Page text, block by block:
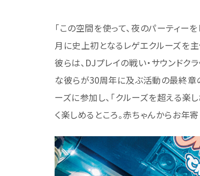
「この空間を使って、夜のパーティー
月に史上初となるレゲエクルーズを
彼らは、DJプレイの戦い・サウンドク
な彼らが30周年に及ぶ活動の最終章
ーズに参加し、「クルーズを超える楽
く楽しめるところ。赤ちゃんからお年